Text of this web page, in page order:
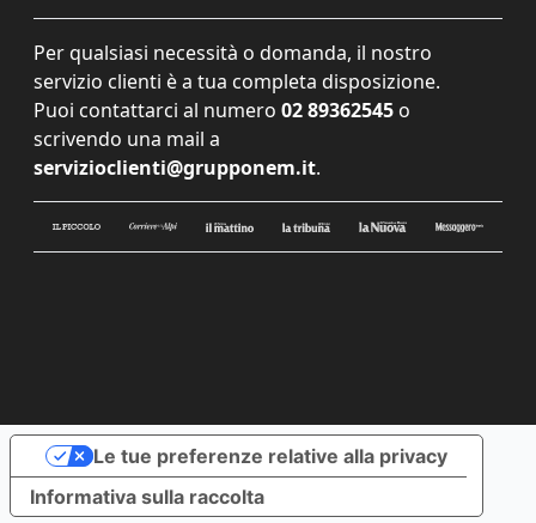
Per qualsiasi necessità o domanda, il nostro
servizio clienti è a tua completa disposizione.
Puoi contattarci al numero 02 89362545 o
scrivendo una mail a
servizioclienti@grupponem.it.
Informativa sulla raccolta
Le tue preferenze relative alla privacy